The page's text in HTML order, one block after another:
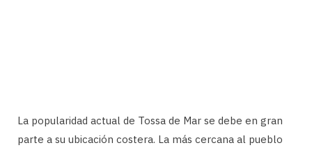
La popularidad actual de Tossa de Mar se debe en gran
parte a su ubicación costera. La más cercana al pueblo